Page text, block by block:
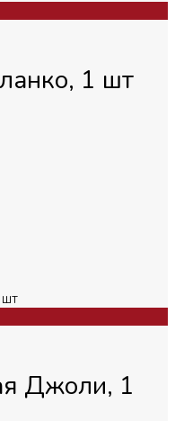
1 шт
Джоли, 1